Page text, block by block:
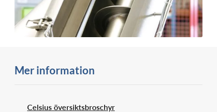
Mer information
Celsius översiktsbroschyr